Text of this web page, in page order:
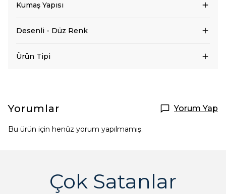
Kumaş Yapısı
Desenli - Düz Renk
Ürün Tipi
Yorumlar Yorum Yap
Bu ürün için henüz yorum yapılmamış.
Çok Satanlar